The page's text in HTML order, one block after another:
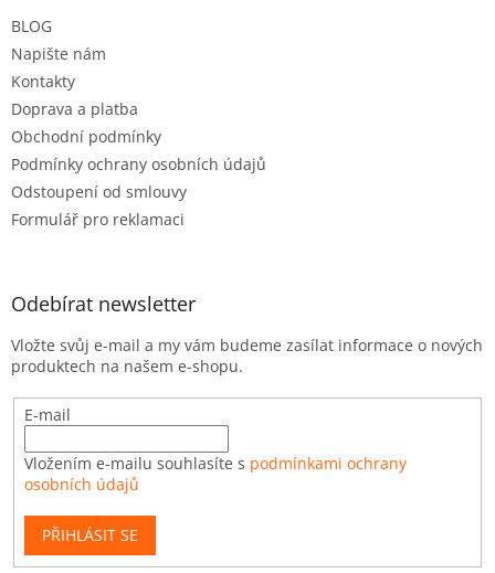
BLOG
Napište nám
Kontakty
Doprava a platba
Obchodní podmínky
Podmínky ochrany osobních údajů
Odstoupení od smlouvy
Formulář pro reklamaci
Odebírat newsletter
Vložte svůj e-mail a my vám budeme zasílat informace o nových
produktech na našem e-shopu.
E-mail
Vložením e-mailu souhlasíte s podmínkami ochrany
osobních údajů
PŘIHLÁSIT SE